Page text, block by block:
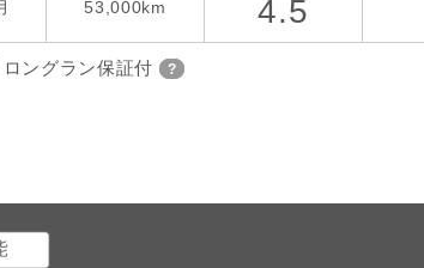
53,000km 4.5
ロングラン保証付